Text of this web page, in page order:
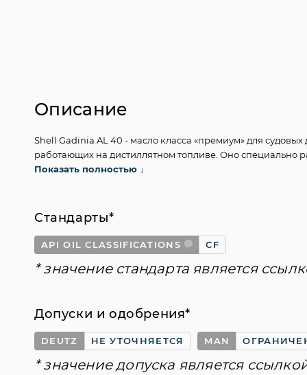
Описание
Shell Gadinia AL 40 - масло класса «премиум» для
работающих на дистиллятном топливе. Оно специально
образования лаковых отложений. Продукт
Показать полностью ↓
Стандарты*
API OIL CLASSIFICATIONS CF
* значение стандарта является
Допуски и одобрения*
DEUTZ НЕ УТОЧНЯЕТСЯ MAN
* значение допуска является